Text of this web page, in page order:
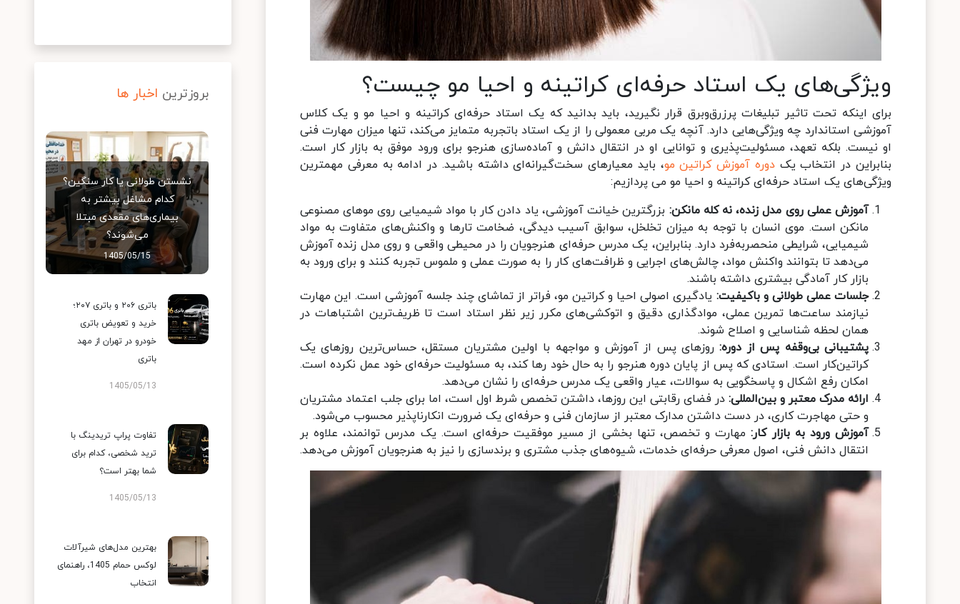
ویژگی‌های یک استاد حرفه‌ای کراتینه و احیا مو چیست؟
برای اینکه تحت تاثیر تبلیغات پرزرق‌وبرق قرار نگیرید، باید بدانید که یک استاد حرفه‌ای کراتینه و احیا مو و یک کلاس
آموزشی استاندارد چه ویژگی‌هایی دارد. آنچه یک مربی معمولی را از یک استاد باتجربه متمایز می‌کند، تنها میزان مهارت فنی
او نیست. بلکه تعهد، مسئولیت‌پذیری و توانایی او در انتقال دانش و آماده‌سازی هنرجو برای ورود موفق به بازار کار است.
بنابراین در انتخاب یکدوره آموزش کراتین مو، باید معیارهای سخت‌گیرانه‌ای داشته باشید. در ادامه به معرفی مهمترین
ویژگی‌های یک استاد حرفه‌ای کراتینه و احیا مو می پردازیم:
آموزش عملی روی مدل زنده، نه کله مانکن: بزرگترین خیانت آموزشی، یاد دادن کار با مواد شیمیایی روی موهای مصنوعی
مانکن است. موی انسان با توجه به میزان تخلخل، سوابق آسیب‌ دیدگی، ضخامت تارها و واکنش‌های متفاوت به مواد
شیمیایی، شرایطی منحصربه‌فرد دارد. بنابراین، یک مدرس حرفه‌ای هنرجویان را در محیطی واقعی و روی مدل زنده آموزش
می‌دهد تا بتوانند واکنش مواد، چالش‌های اجرایی و ظرافت‌های کار را به ‌صورت عملی و ملموس تجربه کنند و برای ورود به
بازار کار آمادگی بیشتری داشته باشند.
جلسات عملی طولانی و باکیفیت: یادگیری اصولی احیا و کراتین مو، فراتر از تماشای چند جلسه آموزشی است. این مهارت
نیازمند ساعت‌ها تمرین عملی، موادگذاری دقیق و اتوکشی‌های مکرر زیر نظر استاد است تا ظریف‌ترین اشتباهات در
همان لحظه شناسایی و اصلاح شوند.
پشتیبانی بی‌وقفه پس از دوره:روزهای پس از آموزش و مواجهه با اولین مشتریان مستقل، حساس‌ترین روزهای یک
کراتین‌کار است. استادی که پس از پایان دوره هنرجو را به حال خود رها کند، به مسئولیت حرفه‌ای خود عمل نکرده است.
امکان رفع اشکال و پاسخگویی به سوالات، عیار واقعی یک مدرس حرفه‌ای را نشان می‌دهد.
ارائه مدرک معتبر و بین‌المللی: در فضای رقابتی این روزها، داشتن تخصص شرط اول است، اما برای جلب اعتماد مشتریان
و حتی مهاجرت کاری، در دست داشتن مدارک معتبر از سازمان فنی و حرفه‌ای یک ضرورت انکارناپذیر محسوب می‌شود.
آموزش ورود به بازار کار:مهارت و تخصص، تنها بخشی از مسیر موفقیت حرفه‌ای است. یک مدرس توانمند، علاوه بر
انتقال دانش فنی، اصول معرفی حرفه‌ای خدمات، شیوه‌های جذب مشتری و برندسازی را نیز به هنرجویان آموزش می‌دهد.
بروزترین اخبار ها
نشستن طولانی یا کار سنگین؟
کدام مشاغل بیشتر به
بیماری‌های مقعدی مبتلا
می‌شوند؟
1405/05/15
باتری ۲۰۶ و باتری ۲۰۷؛
خرید و تعویض باتری
خودرو در تهران از مهد
باتری
1405/05/13
تفاوت پراپ تریدینگ با
ترید شخصی، کدام برای
شما بهتر است؟
1405/05/13
بهترین مدل‌های شیرآلات
لوکس حمام 1405، راهنمای
انتخاب